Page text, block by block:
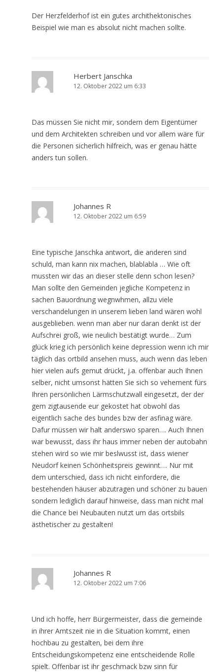
Der Herzfelderhof ist ein gutes archithektonisches
Beispiel wie man es absolut nicht machen sollte.
Herbert Janschka
12. Oktober 2022 um 6:33
Das müssen Sie nicht mir, sondern dem Eigentümer
und dem Architekten schreiben und vor allem wäre für
die Personen sicherlich hilfreich, was er genau hätte
anders tun sollen.
Johannes R
12. Oktober 2022 um 6:59
Eine typische Janschka antwort, die anderen sind
schuld, man kann nix machen, blablabla … Wie oft
mussten wir das an dieser stelle denn schon lesen?
Man sollte den Gemeinden jegliche Kompetenz in
sachen Bauordnung wegnwhmen, allzu viele
verschandelungen in unserem lieben land wären wohl
ausgeblieben. wenn man aber nur daran denkt ist der
Aufschrei groß, wie neulich bestätigt wurde… Zum
glück krieg ich persönlich keine depression wenn ich mir
täglich das ortbild ansehen muss, auch wenn das leben
hier vielen aufs gemut drückt, j.a. offenbar auch Ihnen
selber, nicht umsonst hätten Sie sich so vehement fürs
Ihren persönlichen Lärmschutzwall eingesetzt, der der
gem zigtausende eur gekostet hat obwohl das
eigentlich sache des bundes bzw der asfinag wäre.
Dafur müssen wir halt anderswo sparen…. Auch Ihnen
war bewusst, dass ihr haus immer neben der autobahn
stehen wird so wie mir beslwusst ist, dass wiener
Neudorf keinen Schönheitspreis gewinnt…. Nur mit
dem unterschied, dass ich nicht einfordere, die
bestehenden häuser abzutragen und schöner zu bauen
sondern lediglich darauf hinweise, dass man nicht mal
die Chance bei Neubauten nutzt um das ortsbils
ästhetischer zu gestalten!
Johannes R
12. Oktober 2022 um 7:06
Und ich hoffe, herr Bürgermeister, dass die gemeinde
in ihrer Amtszeit nie in die Situation kommt, einen
hochbau zu gestalten, bei dem ihre
Entscheidungskompetenz eine entscheidende Rolle
spielt. Offenbar ist ihr geschmack bzw sinn für